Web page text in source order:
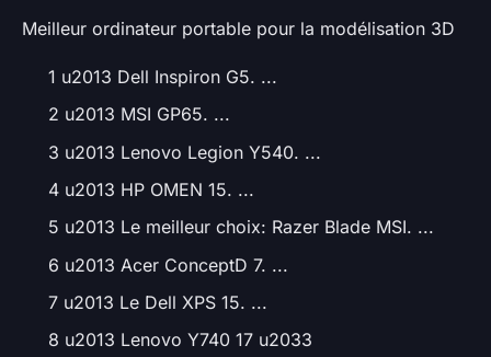
Meilleur ordinateur portable pour la modélisation 3D
1 u2013 Dell Inspiron G5. ...
2 u2013 MSI GP65. ...
3 u2013 Lenovo Legion Y540. ...
4 u2013 HP OMEN 15. ...
5 u2013 Le meilleur choix: Razer Blade MSI. ...
6 u2013 Acer ConceptD 7. ...
7 u2013 Le Dell XPS 15. ...
8 u2013 Lenovo Y740 17 u2033